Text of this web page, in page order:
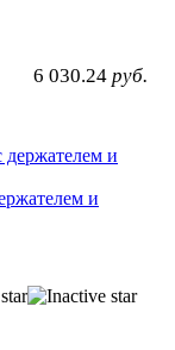
6 030.24 руб.
и